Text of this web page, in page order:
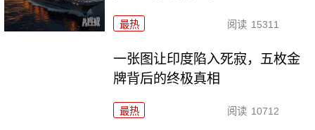
最热 阅读 15311
一张图让印度陷入死寂，五枚金
牌背后的终极真相
最热 阅读 10712